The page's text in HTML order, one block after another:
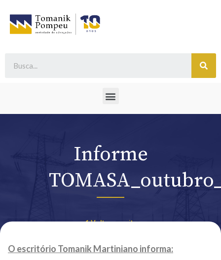
Informe
Voltar ao site
O escritório Tomanik Martiniano informa: